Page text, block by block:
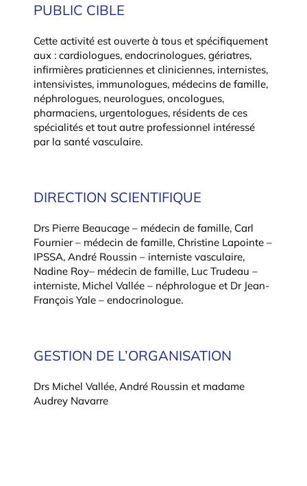
PUBLIC CIBLE
Cette activité est ouverte à tous et spécifiquement
aux : cardiologues, endocrinologues, gériatres,
infirmières praticiennes et cliniciennes, internistes,
intensivistes, immunologues, médecins de famille,
néphrologues, neurologues, oncologues,
pharmaciens, urgentologues, résidents de ces
spécialités et tout autre professionnel intéressé
par la santé vasculaire.
DIRECTION SCIENTIFIQUE
Drs Pierre Beaucage – médecin de famille, Carl
Fournier – médecin de famille, Christine Lapointe –
IPSSA, André Roussin – interniste vasculaire,
Nadine Roy– médecin de famille, Luc Trudeau –
interniste, Michel Vallée – néphrologue et Dr Jean-
François Yale – endocrinologue.
GESTION DE L’ORGANISATION
Drs Michel Vallée, André Roussin et madame
Audrey Navarre